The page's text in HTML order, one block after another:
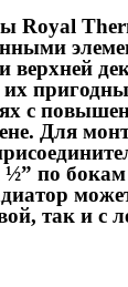
Royal
их
с
Для
½” по
так и с